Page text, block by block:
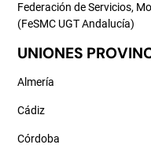
Federación de Servicios,
(FeSMC UGT Andalucía)
UNIONES
Almería
Cádiz
Córdoba